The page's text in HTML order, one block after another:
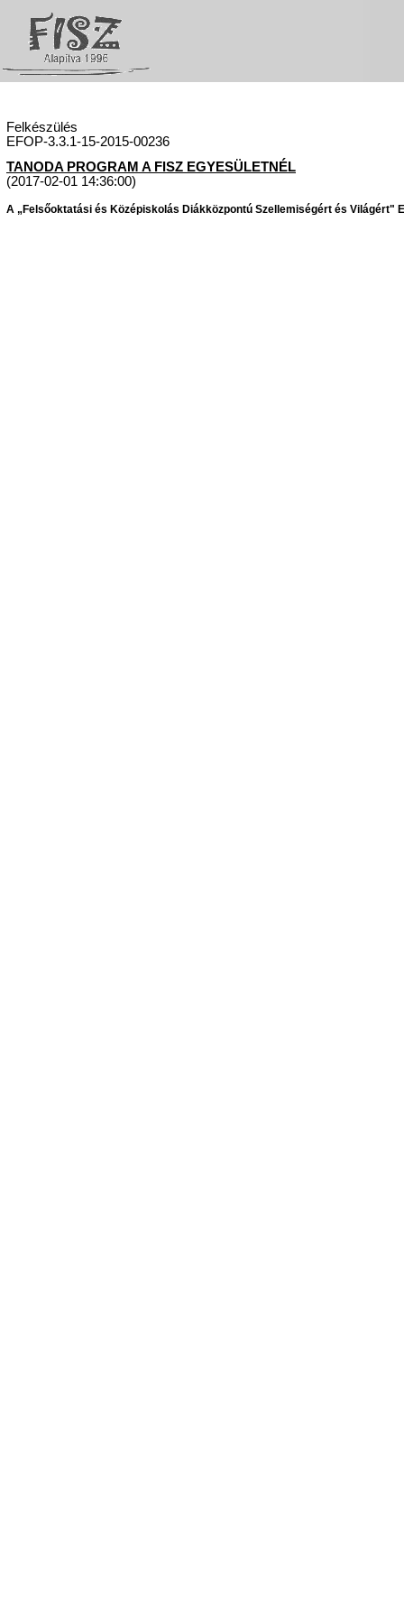
Felkészülés
EFOP-3.3.1-15-2015-00236
TANODA PROGRAM A FISZ EGYESÜLETNÉL
(2017-02-01 14:36:00)
A „Felsőoktatási és Középiskolás Diákközpontú Szellemiségért és Világért"